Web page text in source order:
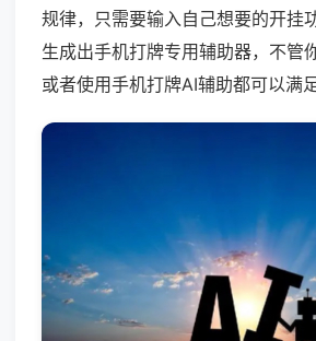
规律，只需要输入自己想要的开挂
生成出手机打牌专用辅助器，不管
或者使用手机打牌AI辅助都可以满足